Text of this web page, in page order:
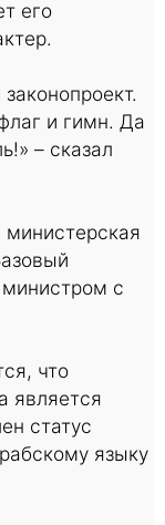
его
и гимн. Да
– сказал
с
что
является
статус
языку